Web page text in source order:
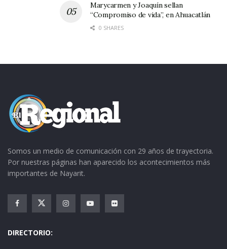
Marycarmen y Joaquín sellan
“Compromiso de vida”, en Ahuacatlán
0 SHARES
Somos un medio de comunicación con 29 años de trayectoria.
Por nuestras páginas han aparecido los acontecimientos más
importantes de Nayarit.
DIRECTORIO: